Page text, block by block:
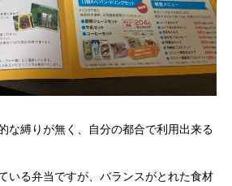
な縛りが無く、自分の都合で利用出来る
いる弁当ですが、バランスがとれた食材